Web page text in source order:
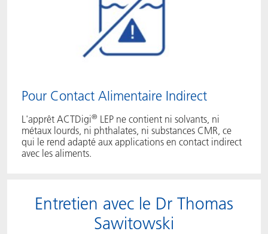
Pour Contact Alimentaire Indirect
L'apprêt ACTDigi® LEP ne contient ni solvants, ni
métaux lourds, ni phthalates, ni substances CMR, ce
qui le rend adapté aux applications en contact indirect
avec les aliments.
Entretien avec le Dr Thomas
Sawitowski